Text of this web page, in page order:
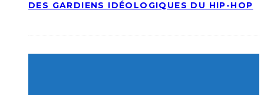
DES GARDIENS IDÉOLOGIQUES DU HIP-HOP